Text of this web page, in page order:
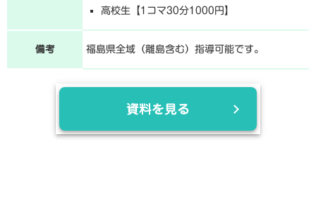
高校生【1コマ30分1000円】
備考 福島県全域（離島含む）指導可能です。
資料を見る